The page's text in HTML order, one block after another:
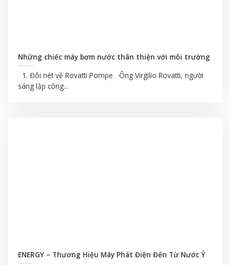
Những chiếc máy bơm nước thân thiện với môi trường
1. Đôi nét về Rovatti Pompe Ông Virgilio Rovatti, người
sáng lập công...
ENERGY – Thương Hiệu Máy Phát Điện Đến Từ Nước Ý